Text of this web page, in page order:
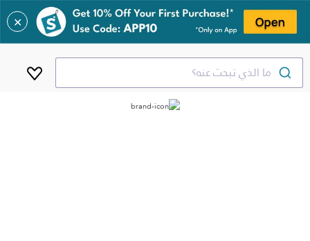
✕
ما الذي تبحث عنه؟